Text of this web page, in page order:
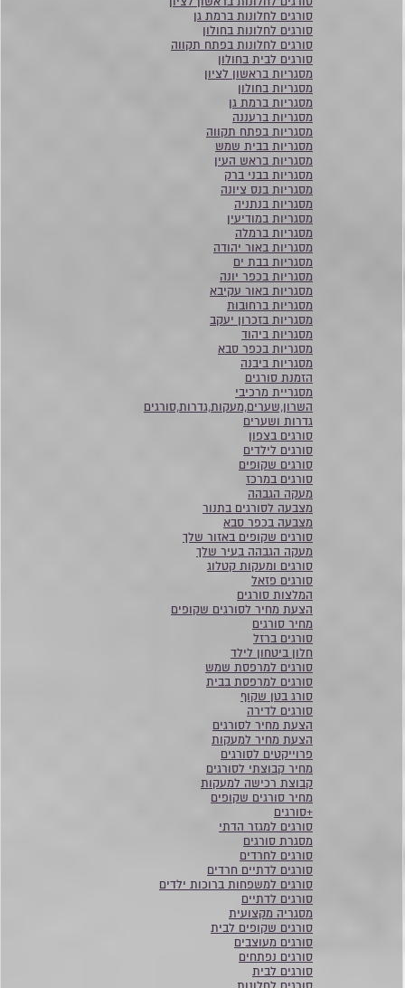
סורגים לחלונות ברמת גן
סורגים לחלונות בחולון
סורגים לחלונות בפתח תקווה
סורגים לבית בחולון
מסגריות בראשון לציון
מסגריות בחולון
מסגריות ברמת גן
מסגריות ברעננה
מסגריות בפתח תקווה
מסגריות בבית שמש
מסגריות בראש העין
מסגריות בבני ברק
מסגריות בנס ציונה
מסגריות בנתניה
מסגריות במודיעין
מסגריות ברמלה
מסגריות באור יהודה
מסגריות בבת ים
מסגריות בכפר יונה
מסגריות באור עקיבא
מסגריות ברחובות
מסגריות בזכרון יעקב
מסגריות ביהוד
מסגריות בכפר סבא
מסגריות ביבנה
הזמנת סורגים
מסגריית מרכיבי
השרון,שערים,מעקות,גדרות,סורגים
גדרות ושערים
סורגים בצפון
סורגים לילדים
סורגים שקופים
סורגים במרכז
מעקה הגבהה
מצבעה לסורגים בתנור
מצבעה בכפר סבא
סורגים שקופים באזור שלך
מעקה הגבהה בעיר שלך
סורגים ומעקות קטלוג
סורגים פזאל
המלצות סורגים
הצעת מחיר לסורגים שקופים
מחיר סורגים
סורגים ברזל
חלון ביטחון לילד
סורגים למרפסת שמש
סורגים למרפסת בבית
סורג בטן שקוף
סורגים לדירה
הצעת מחיר לסורגים
הצעת מחיר למעקות
פרוייקטים לסורגים
מחיר קבוצתי לסורגים
קבוצת רכישה למעקות
מחיר סורגים שקופים
+סורגים
סורגים למגזר הדתי
מסגרת סורגים
סורגים לחרדים
סורגים לדתיים חרדים
סורגים למשפחות ברוכות ילדים
סורגים לדתיים
מסגריה מקצועית
סורגים שקופים לבית
סורגים מעוצבים
סורגים נפתחים
סורגים לבית